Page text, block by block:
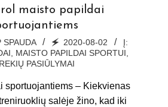
maisto papildai
SPAUDA 🗲 2020-08-02
Į:
MAISTO PAPILDAI SPORTUI
PASIŪLYMAI
sportuojantiems – Kiekvienas
salėje žino, kad iki